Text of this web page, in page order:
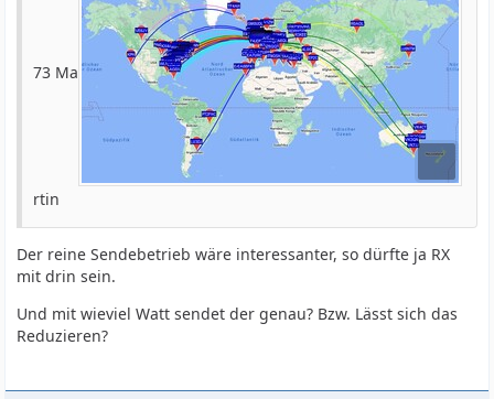
73 Ma
rtin
Der reine Sendebetrieb wäre interessanter, so dürfte ja RX
mit drin sein.
Und mit wieviel Watt sendet der genau? Bzw. Lässt sich das
Reduzieren?